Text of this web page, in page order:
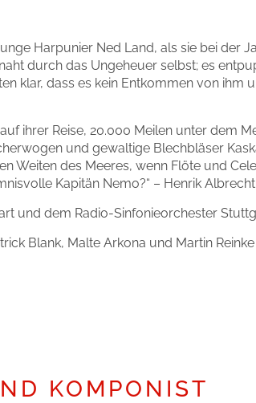
Harpunier Ned Land, als sie bei der
durch das Ungeheuer selbst; es
klar, dass es kein Entkommen von ihm
ihrer Reise, 20.000 Meilen unter dem
und gewaltige Blechbläser
Weiten des Meeres, wenn Flöte und
Kapitän Nemo?“ – Henrik
und dem Radio-Sinfonieorchester
Blank, Malte Arkona und Martin Reinke
KOMPONIST